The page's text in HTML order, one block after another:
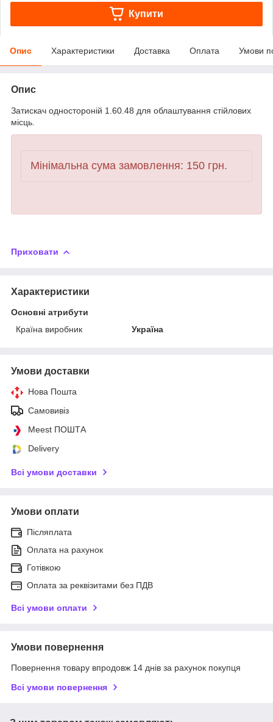
Купити
Опис Характеристики Доставка Оплата Умови
Опис
Затискач одностороній 1.60.48 для облаштування стійлових
місць.
Мінімальна сума замовлення: 150 грн.
Приховати
Характеристики
Основні атрибути
Країна виробник
Україна
Умови доставки
Нова Пошта
Самовивіз
Meest ПОШТА
Delivery
Всі умови доставки
Умови оплати
Післяплата
Оплата на рахунок
Готівкою
Оплата за реквізитами без ПДВ
Всі умови оплати
Умови повернення
Повернення товару впродовж 14 днів за рахунок покупця
Всі умови повернення